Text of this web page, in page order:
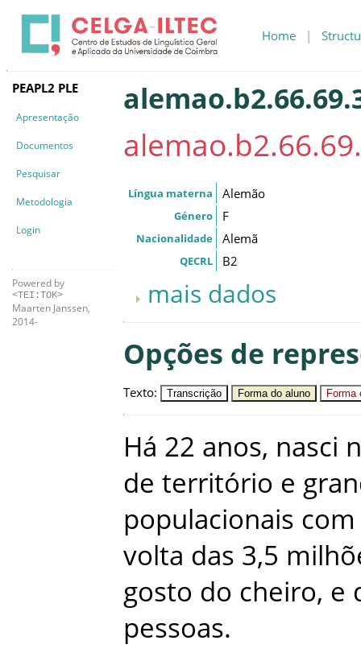
Home |
PEAPL2 PLE
Apresentação
Documentos
Pesquisar
Metodologia
Login
Powered by
<TEI:TOK>
Maarten Janssen,
2014-
Língua materna Alemão
Género F
Nacionalidade Alemã
QECRL B2
mais dados
Opções de
Texto: Transcrição Forma do aluno Forma
Há 22 anos, nasci
de território e
populacionais com
volta das 3,5
gosto do cheiro, e
pessoas.